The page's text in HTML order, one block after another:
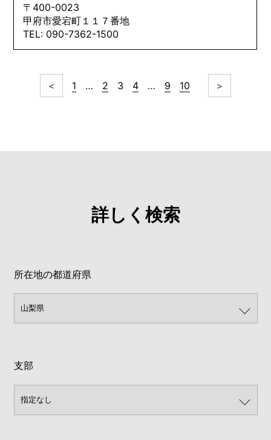
〒400-0023
甲府市愛宕町１１７番地
TEL: 090-7362-1500
＜ 1 … 2 3 4 … 9 10 ＞
詳しく検索
所在地の都道府県
支部